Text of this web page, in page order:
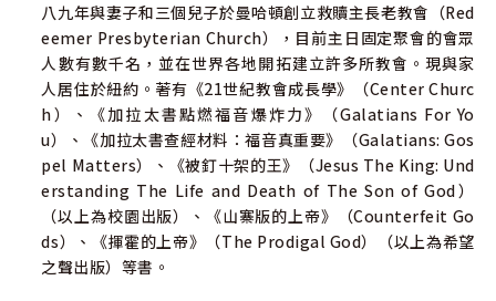
八九年與妻子和三個兒子於曼哈頓創立救贖主長老教會（Red
eemer Presbyterian Church），目前主日固定聚會的會眾
人數有數千名，並在世界各地開拓建立許多所教會。現與家
人居住於紐約。著有《21世紀教會成長學》（Center Churc
h）、《加拉太書點燃福音爆炸力》（Galatians For Yo
u）、《加拉太書查經材料：福音真重要》（Galatians: Gos
pel Matters）、《被釘十架的王》（Jesus The King: Und
erstanding The Life and Death of The Son of God）
（以上為校園出版）、《山寨版的上帝》（Counterfeit Go
ds）、《揮霍的上帝》（The Prodigal God）（以上為希望
之聲出版）等書。